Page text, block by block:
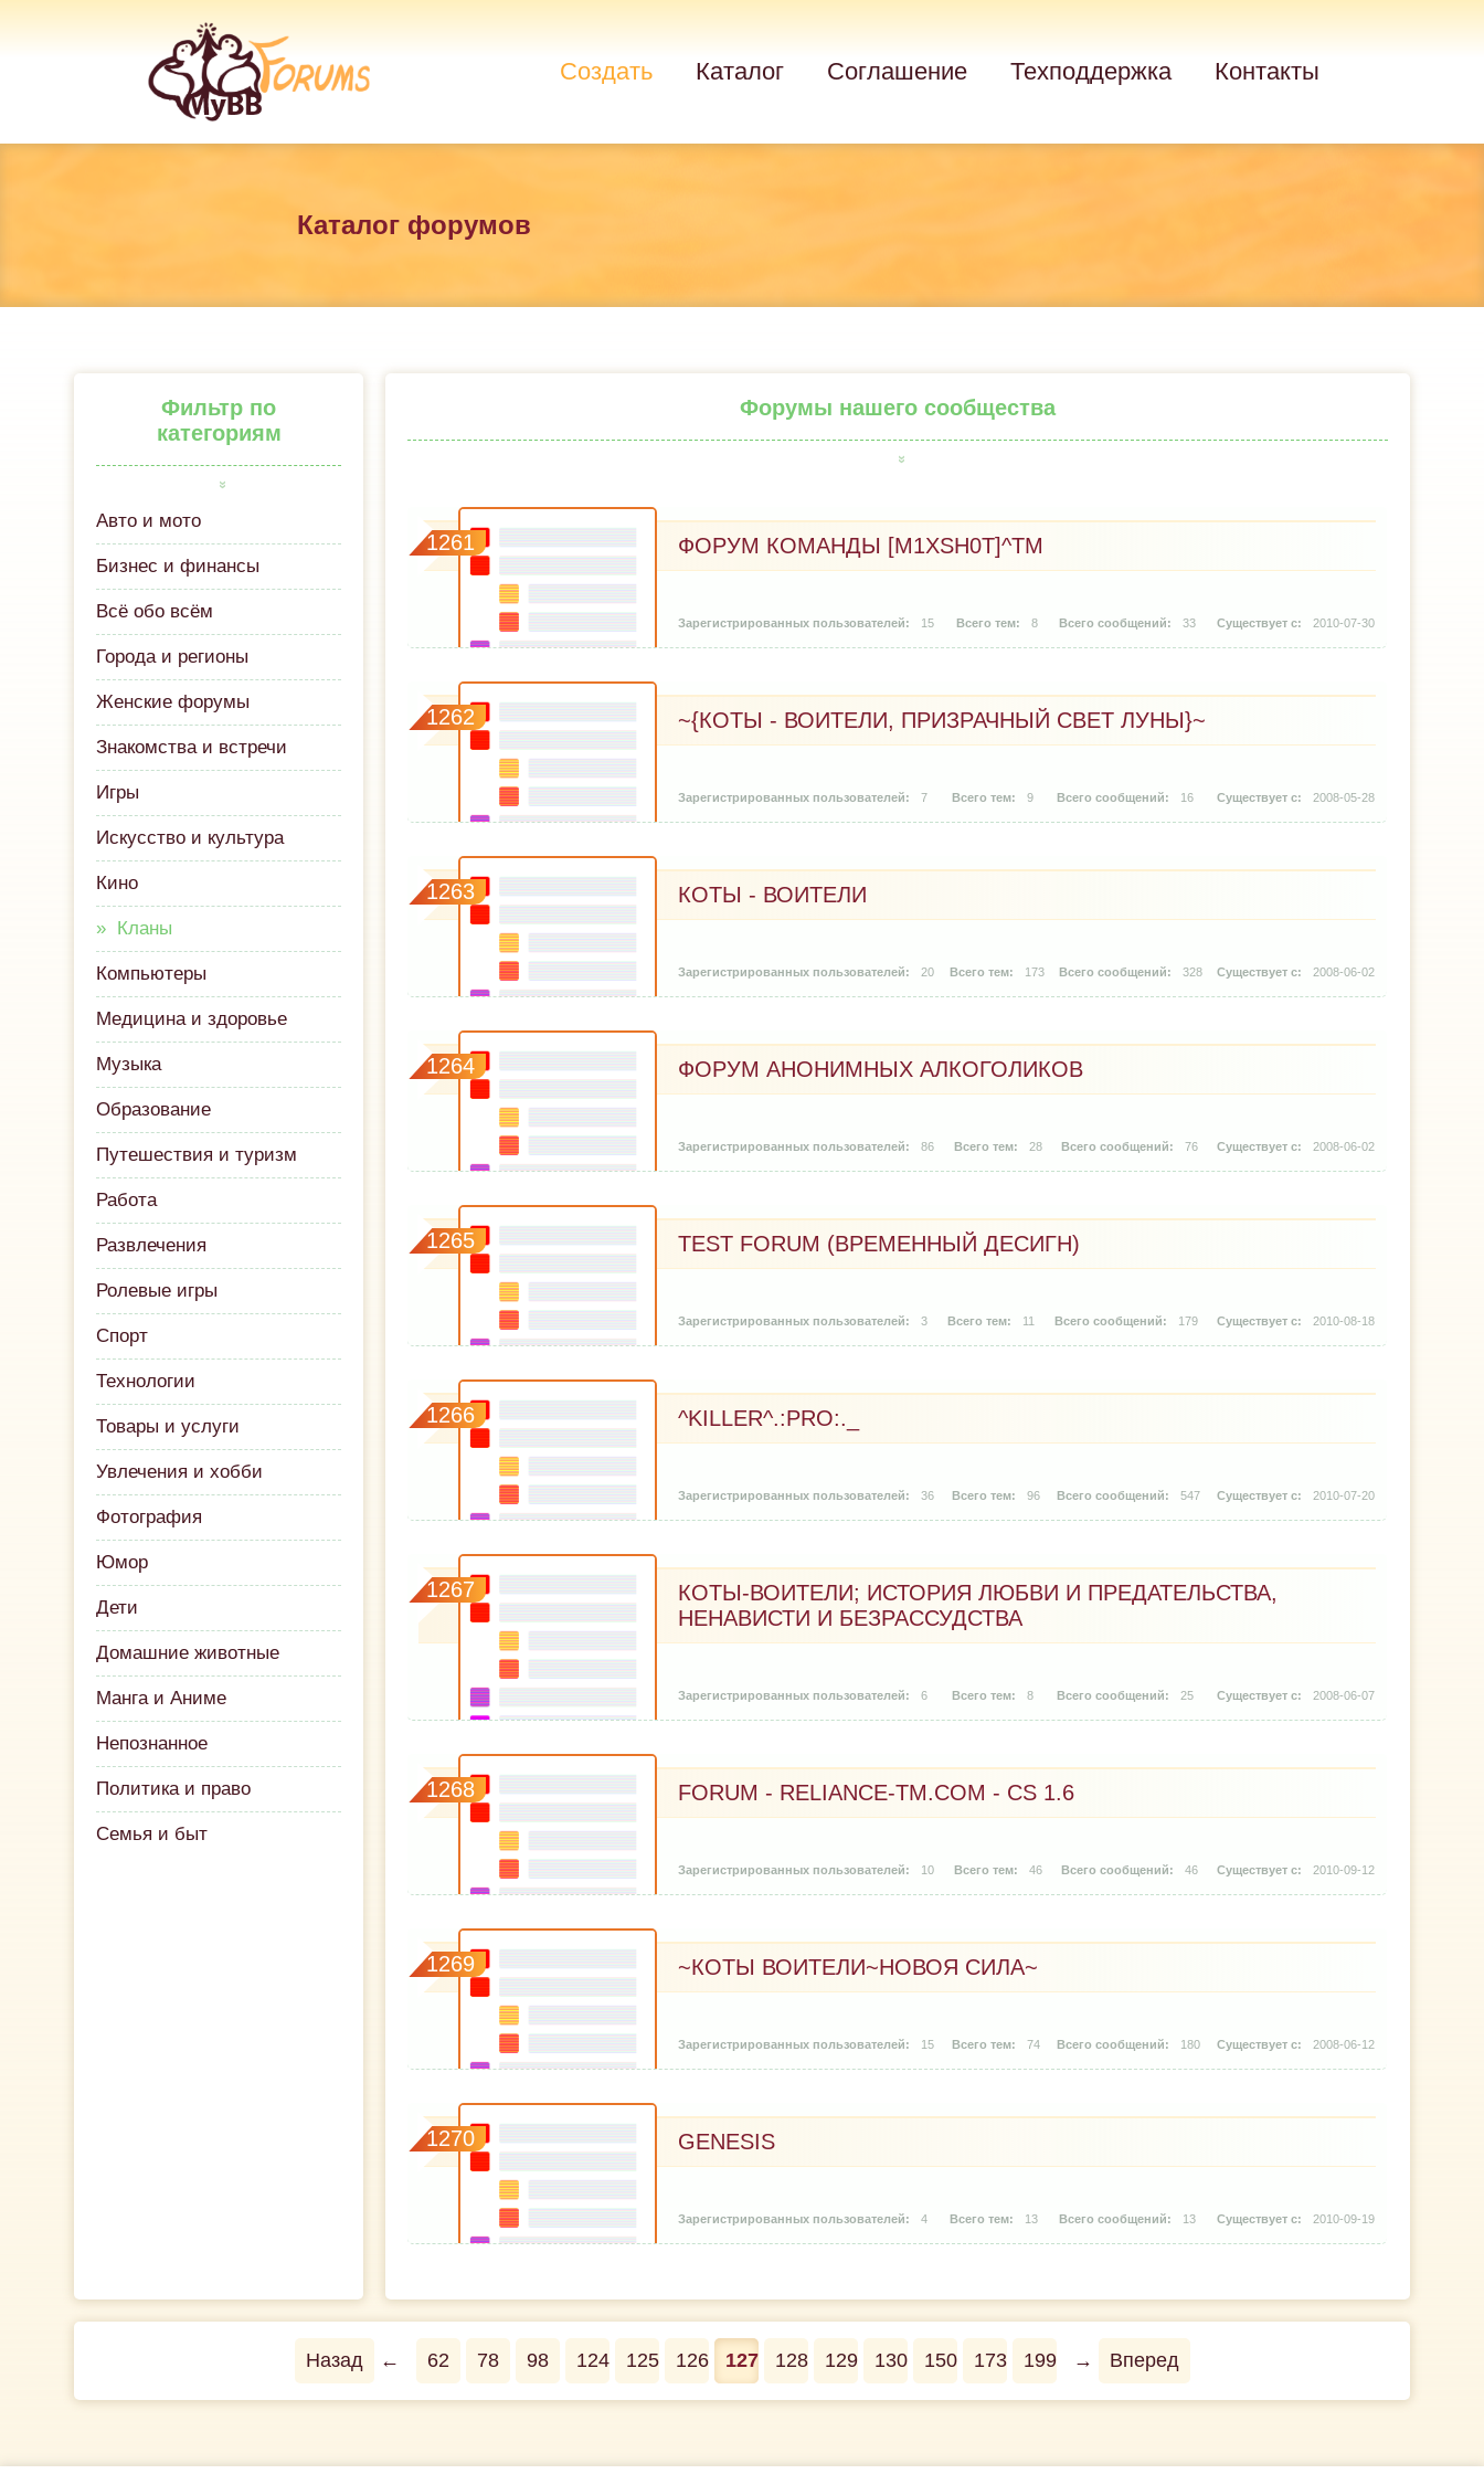
Создать Каталог Соглашение Техподдержка Контакты
Каталог форумов
Фильтр по
категориям
Авто и мото
Бизнес и финансы
Всё обо всём
Города и регионы
Женские форумы
Знакомства и встречи
Игры
Искусство и культура
Кино
Кланы
Компьютеры
Медицина и здоровье
Музыка
Образование
Путешествия и туризм
Работа
Развлечения
Ролевые игры
Спорт
Технологии
Товары и услуги
Увлечения и хобби
Фотография
Юмор
Дети
Домашние животные
Манга и Аниме
Непознанное
Политика и право
Семья и быт
Форумы нашего сообщества
1261 ФОРУМ КОМАНДЫ [M1XSH0T]^TM
15 8 33 2010-07-30
1262 ~{КОТЫ - ВОИТЕЛИ, ПРИЗРАЧНЫЙ СВЕТ ЛУНЫ}~
7 9 16 2008-05-28
1263 КОТЫ - ВОИТЕЛИ
20 173 328 2008-06-02
1264 ФОРУМ АНОНИМНЫХ АЛКОГОЛИКОВ
86 28 76 2008-06-02
1265 TEST FORUM (ВРЕМЕННЫЙ ДЕСИГН)
3 11 179 2010-08-18
1266 ^KILLER^.:PRO:._
36 96 547 2010-07-20
1267
КОТЫ-ВОИТЕЛИ; ИСТОРИЯ ЛЮБВИ И ПРЕДАТЕЛЬСТВА,
НЕНАВИСТИ И БЕЗРАССУДСТВА
6 8 25 2008-06-07
1268 FORUM - RELIANCE-TM.COM - CS 1.6
10 46 46 2010-09-12
1269 ~КОТЫ ВОИТЕЛИ~НОВОЯ СИЛА~
15 74 180 2008-06-12
1270 GENESIS
4 13 13 2010-09-19
Назад ← 62 78 98 124 125 126 127 128 129 130 150 173 199 → Вперед